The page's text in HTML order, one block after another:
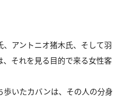
アントニオ猪木氏、そして羽
それを見る目的で来る女性客
いたカバンは、その人の分身